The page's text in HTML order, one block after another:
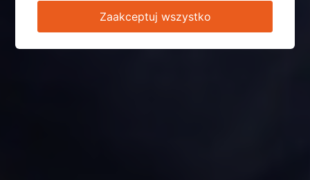
Zaakceptuj wszystko